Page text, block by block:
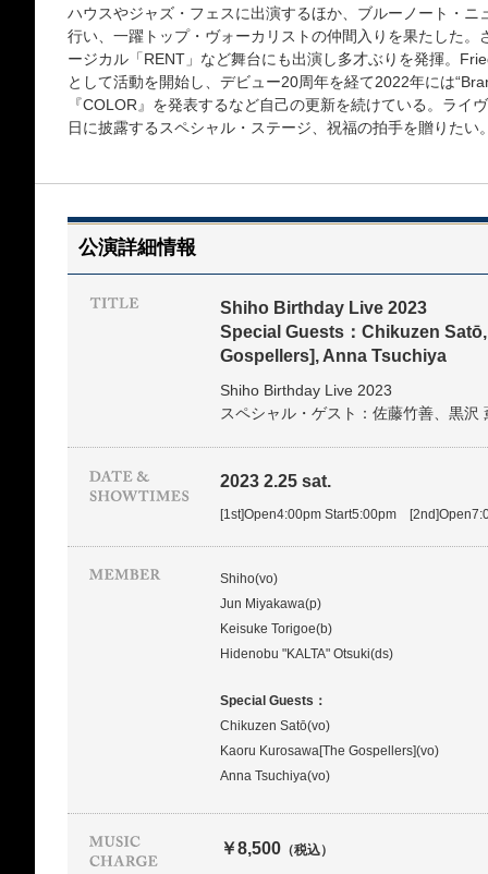
ハウスやジャズ・フェスに出演するほか、ブルーノート・ニ
行い、一躍トップ・ヴォーカリストの仲間入りを果たした
ージカル「RENT」など舞台にも出演し多才ぶりを発揮。
として活動を開始し、デビュー20周年を経て2022年には
『COLOR』を発表するなど自己の更新を続けている。ライ
日に披露するスペシャル・ステージ、祝福の拍手を贈りたい
公演詳細情報
Shiho Birthday Live 2023
Special Guests：Chikuzen
Gospellers], Anna Tsuchiya
Shiho Birthday Live 2023
スペシャル・ゲスト：佐藤竹善、黒
2023 2.25 sat.
[1st]Open4:00pm Start5:00pm
Shiho(vo)
Jun Miyakawa(p)
Keisuke Torigoe(b)
Hidenobu "KALTA" Otsuki(ds)
Special Guests：
Chikuzen Satō(vo)
Kaoru Kurosawa[The Gospellers](vo)
Anna Tsuchiya(vo)
￥8,500 （税込）